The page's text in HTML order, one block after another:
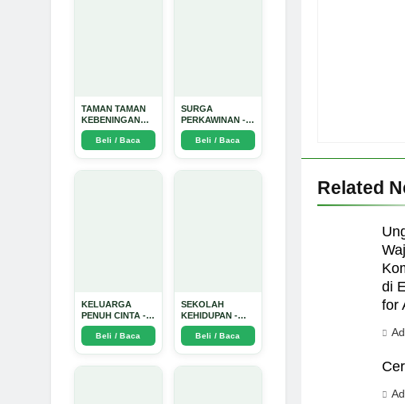
TAMAN TAMAN
KEBENINGAN
HATI - Arda
DinataBeli / Baca
SURGA
PERKAWINAN -
Arda Dinata
Beli / Baca
KELUARGA
PENUH CINTA -
Arda Dinata
Beli / Baca
SEKOLAH
KEHIDUPAN -
Arda Dinata
Beli / Baca
Related
di
for